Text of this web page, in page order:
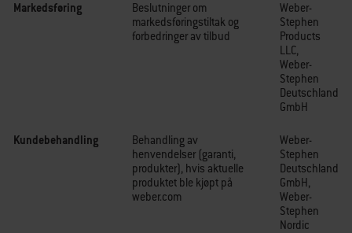
Markedsføring
Beslutninger om
markedsføringstiltak og
forbedringer av tilbud
Weber-
Stephen
Products
LLC,
Weber-
Stephen
Deutschland
GmbH
Kundebehandling
Behandling av
henvendelser (garanti,
produkter), hvis aktuelle
produktet ble kjøpt på
weber.com
Weber-
Stephen
Deutschland
GmbH,
Weber-
Stephen
Nordic